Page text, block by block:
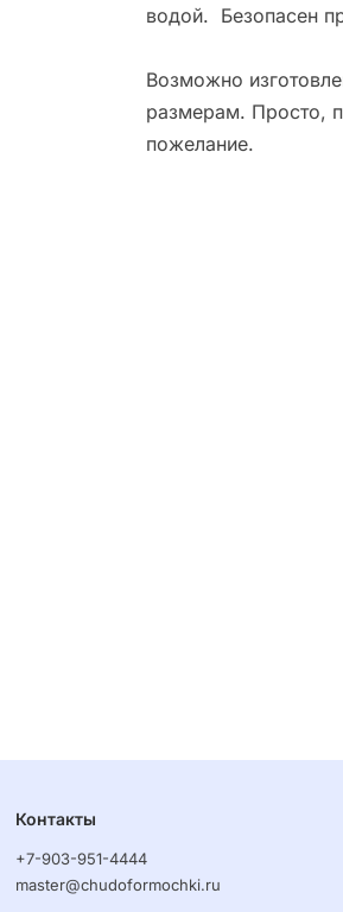
водой. Безопасен
Возможно
размерам. Просто,
пожелание.
Контакты
+7-903-951-4444
master@chudoformochki.ru